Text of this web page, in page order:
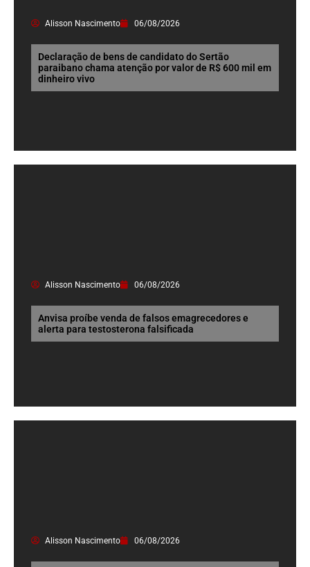
Alisson Nascimento 06/08/2026
Declaração de bens de candidato do Sertão
paraibano chama atenção por valor de R$ 600 mil em
dinheiro vivo
Alisson Nascimento 06/08/2026
Anvisa proíbe venda de falsos emagrecedores e
alerta para testosterona falsificada
Alisson Nascimento 06/08/2026